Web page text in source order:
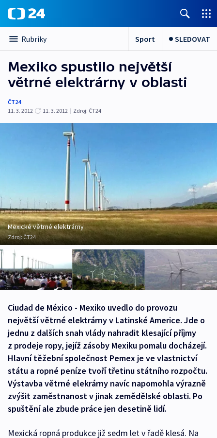
Rubriky Sport SLEDOVAT
Mexiko spustilo největší
větrné elektrárny v oblasti
ČT24
11. 3. 2012
11. 3. 2012 | Zdroj: ČT24
Mexické větrné elektrárny
Zdroj: ČT24
Ciudad de México - Mexiko uvedlo do provozu
největší větrné elektrárny v Latinské Americe. Jde o
jednu z dalších snah vlády nahradit klesající příjmy
z prodeje ropy, jejíž zásoby Mexiku pomalu docházejí.
Hlavní těžební společnost Pemex je ve vlastnictví
státu a ropné peníze tvoří třetinu státního rozpočtu.
Výstavba větrné elekrárny navíc napomohla výrazně
zvýšit zaměstnanost v jinak zemědělské oblasti. Po
spuštění ale zbude práce jen desetině lidí.
Mexická ropná produkce již sedm let v řadě klesá. Na